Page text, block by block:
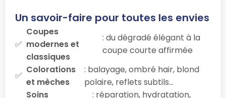
Un savoir-faire pour toutes les envies
Coupes
modernes et
classiques
: du dégradé élégant à la
coupe courte affirmée
Colorations
et mèches
: balayage, ombré hair, blond
polaire, reflets subtils…
Soins
: réparation, hydratation,